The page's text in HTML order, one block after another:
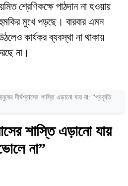
শ্রেণিকক্ষে পাঠদান না হওয়ায়
হুমকির মুখে পড়ছে। বারবার এমন
কার্যকর ব্যবস্থা না থাকায়
না।
দীর্ঘশ্বাসের শাস্তি এড়ানো যায় না: “প্রকৃতি
শাস্তি এড়ানো যায়
না”